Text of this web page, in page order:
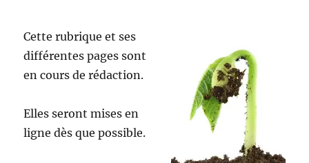
Cette rubrique et ses
différentes pages sont
en cours de rédaction.
Elles seront mises en
ligne dès que possible.